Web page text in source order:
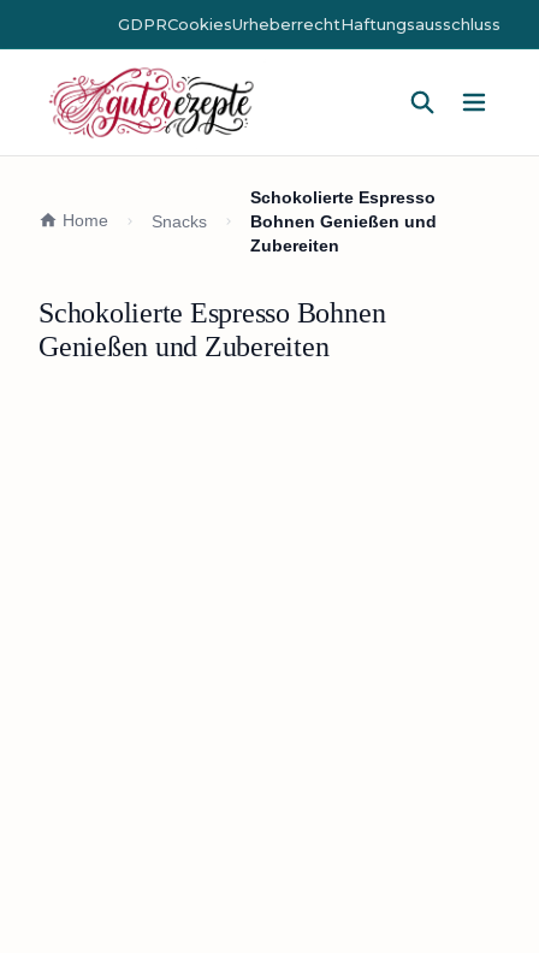
GDPRCookiesUrheberrechtHaftungsausschluss
Home Snacks
Schokolierte Espresso
Bohnen Genießen und
Zubereiten
Schokolierte Espresso Bohnen
Genießen und Zubereiten